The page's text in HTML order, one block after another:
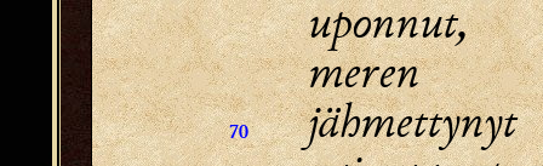
70
uponnut,
meren
jähmettynyt